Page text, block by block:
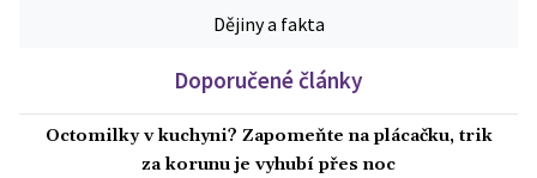
Dějiny a fakta
Doporučené články
Octomilky v kuchyni? Zapomeňte na plácačku, trik
za korunu je vyhubí přes noc